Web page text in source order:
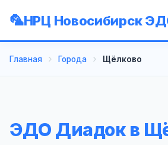
НРЦ Новосибирск
Главная Города Щёлково
ЭДО Диадок в